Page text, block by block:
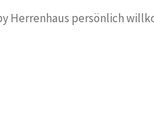
Herrenhaus persönlich